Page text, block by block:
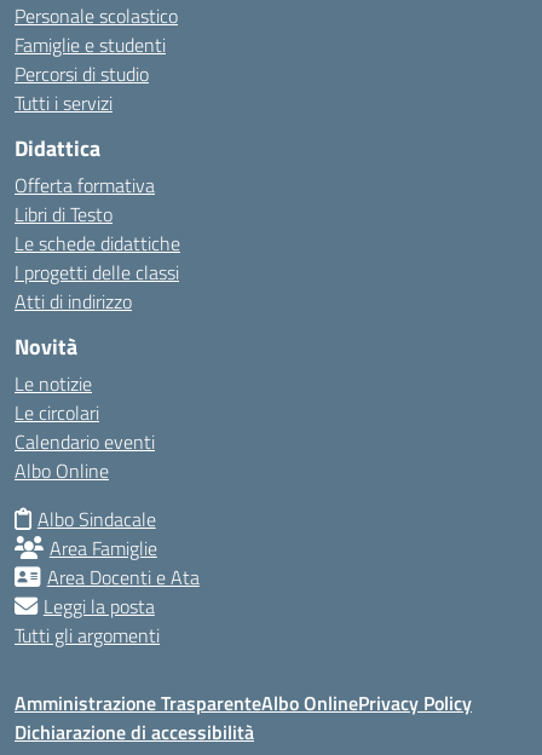
Personale scolastico
Famiglie e studenti
Percorsi di studio
Tutti i servizi
Didattica
Offerta formativa
Libri di Testo
Le schede didattiche
I progetti delle classi
Atti di indirizzo
Novità
Le notizie
Le circolari
Calendario eventi
Albo Online
Albo Sindacale
Area Famiglie
Area Docenti e Ata
Leggi la posta
Tutti gli argomenti
Amministrazione TrasparenteAlbo OnlinePrivacy Policy
Dichiarazione di accessibilità